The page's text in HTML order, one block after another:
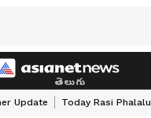
తెలుగు
Update Today Rasi Phalalu